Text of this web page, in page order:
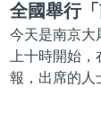
全國舉行
今天是南京大
上十時開始
報，出席的人